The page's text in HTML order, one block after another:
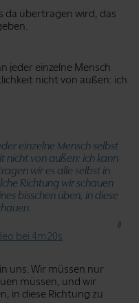
da übertragen wird, das
jeder einzelne Mensch
nicht von außen: ich
einzelne Mensch selbst
nicht von außen: ich kann
wir es alle selbst in
Richtung wir schauen
bisschen üben, in diese
bei 4m20s
uns. Wir müssen nur
müssen, und wir
in diese Richtung zu